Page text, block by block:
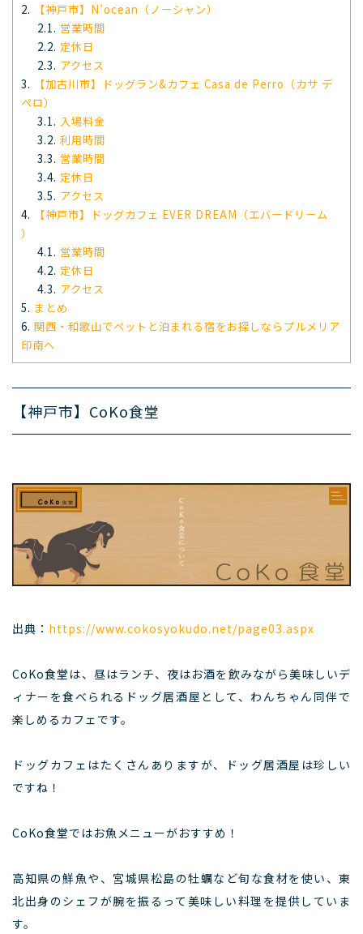
2.
【神戸市】N’ocean（ノーシャン）
2.1. 営業時間
2.2. 定休日
2.3. アクセス
3.
【加古川市】ドッグラン&カフェ Casa de Perro（カサ デ
ペロ）
3.1. 入場料金
3.2. 利用時間
3.3. 営業時間
3.4. 定休日
3.5. アクセス
4.
【神戸市】ドッグカフェ EVER DREAM（エバードリーム
）
4.1. 営業時間
4.2. 定休日
4.3. アクセス
5. まとめ
6. 関西・和歌山でペットと泊まれる宿をお探しならプルメリア
印南へ
【神戸市】CoKo食堂
出典： https://www.cokosyokudo.net/page03.aspx
CoKo食堂は、昼はランチ、夜はお酒を飲みながら美味しいデ
ィナーを食べられるドッグ居酒屋として、わんちゃん同伴で
楽しめるカフェです。
ドッグカフェはたくさんありますが、ドッグ居酒屋は珍しい
ですね！
CoKo食堂ではお魚メニューがおすすめ！
高知県の鮮魚や、宮城県松島の牡蠣など旬な食材を使い、東
北出身のシェフが腕を振るって美味しい料理を提供していま
す。